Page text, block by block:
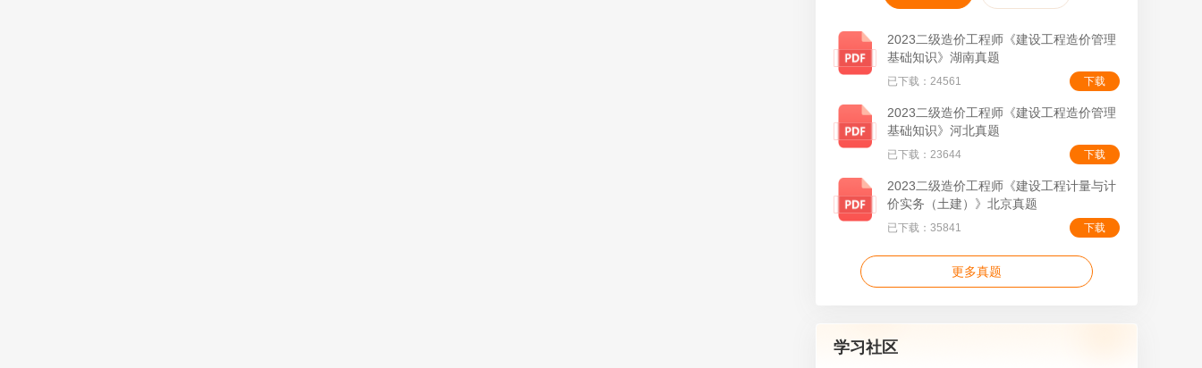
2023二级造价工程师《建设工程造价管理
基础知识》湖南真题
已下载：24561 下载
2023二级造价工程师《建设工程造价管理
基础知识》河北真题
已下载：23644 下载
2023二级造价工程师《建设工程计量与计
价实务（土建）》北京真题
已下载：35841 下载
更多真题
学习社区